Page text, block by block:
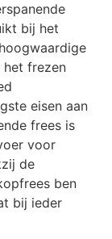
bij het
frezen
eisen aan
frees is
voor
de
ben
bij ieder